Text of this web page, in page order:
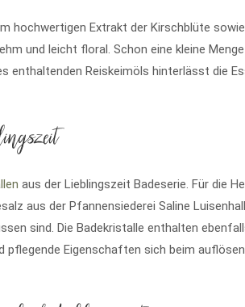
hochwertigen Extrakt der Kirschblüte
und leicht floral. Schon eine kleine
enthaltenden Reiskeimöls hinterlässt die
aus der Lieblingszeit Badeserie. Für die
aus der Pfannensiederei Saline
sind. Die Badekristalle enthalten
pflegende Eigenschaften sich beim